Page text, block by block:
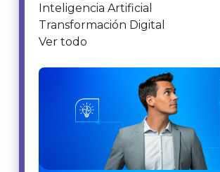
Inteligencia Artificial
Transformación Digital
Ver todo